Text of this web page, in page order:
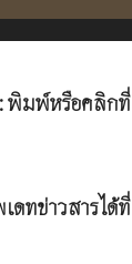
พิมพ์หรือคลิกที่
ดทข่าวสารได้ที่